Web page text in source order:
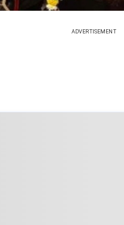
ADVERTISEMENT